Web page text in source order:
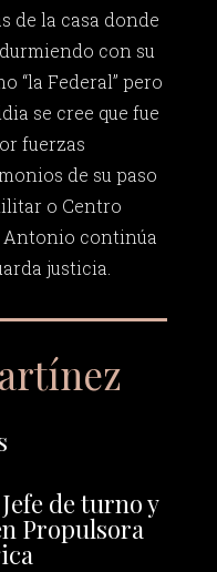
de la casa donde
con su
“la Federal” pero
se cree que fue
fuerzas
de su paso
o Centro
Antonio continúa
justicia.
de turno y
Propulsora